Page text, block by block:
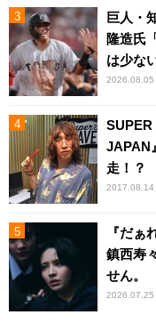
巨人・
隆造氏
は少な
2026.08.05
SUPER
JAPAN
走！？
2017.08.14
『だぁ
鎮西寿
せん。
2026.07.25